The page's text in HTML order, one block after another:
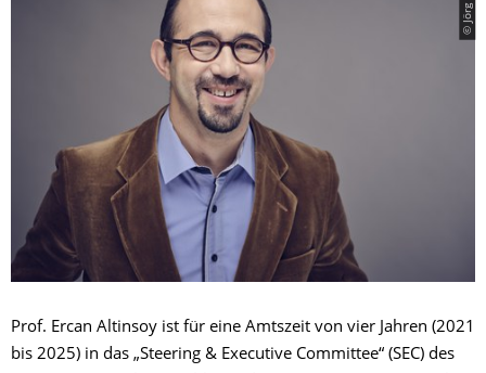
Prof. Ercan Altinsoy ist für eine Amtszeit von vier Jahren (2021
bis 2025) in das „Steering & Executive Committee“ (SEC) des